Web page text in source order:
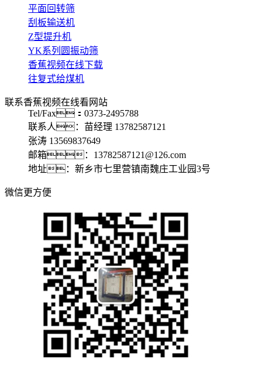
平面回转筛
刮板输送机
Z型提升机
YK系列圆振动筛
香蕉视频在线下载
往复式给煤机
联系香蕉视频在线看网站
Tel/Fax：0373-2495788
联系人：苗经理 13782587121
张涛 13569837649
邮箱：13782587121@126.com
地址：新乡市七里营镇南魏庄工业园3号
微信更方便